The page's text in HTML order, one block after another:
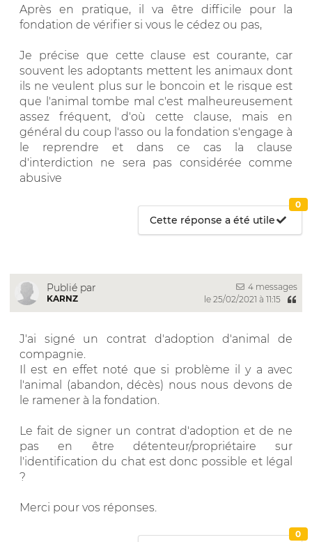
Après en pratique, il va être difficile pour la
fondation de vérifier si vous le cédez ou pas,
Je précise que cette clause est courante, car
souvent les adoptants mettent les animaux dont
ils ne veulent plus sur le boncoin et le risque est
que l'animal tombe mal c'est malheureusement
assez fréquent, d'où cette clause, mais en
général du coup l'asso ou la fondation s'engage à
le reprendre et dans ce cas la clause
d'interdiction ne sera pas considérée comme
abusive
Cette réponse a été utile
0
Publié par
KARNZ
4 messages
le 25/02/2021 à 11:15
J'ai signé un contrat d'adoption d'animal de
compagnie.
Il est en effet noté que si problème il y a avec
l'animal (abandon, décès) nous nous devons de
le ramener à la fondation.
Le fait de signer un contrat d'adoption et de ne
pas en être détenteur/propriétaire sur
l'identification du chat est donc possible et légal
?
Merci pour vos réponses.
0